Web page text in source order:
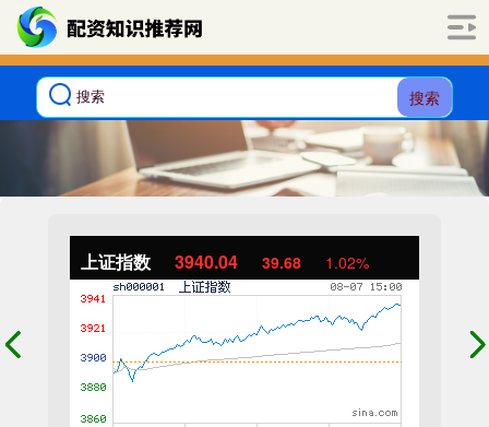
搜索
上证指数 3940.04 39.68 1.02%